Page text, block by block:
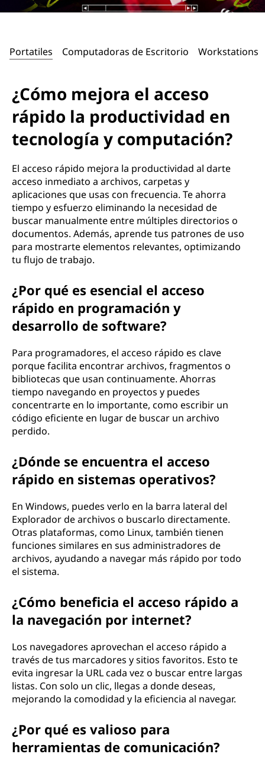
Portatiles Computadoras de Escritorio Workstations
¿Cómo mejora el acceso
rápido la productividad en
tecnología y computación?
El acceso rápido mejora la productividad al darte
acceso inmediato a archivos, carpetas y
aplicaciones que usas con frecuencia. Te ahorra
tiempo y esfuerzo eliminando la necesidad de
buscar manualmente entre múltiples directorios o
documentos. Además, aprende tus patrones de uso
para mostrarte elementos relevantes, optimizando
tu flujo de trabajo.
¿Por qué es esencial el acceso
rápido en programación y
desarrollo de software?
Para programadores, el acceso rápido es clave
porque facilita encontrar archivos, fragmentos o
bibliotecas que usan continuamente. Ahorras
tiempo navegando en proyectos y puedes
concentrarte en lo importante, como escribir un
código eficiente en lugar de buscar un archivo
perdido.
¿Dónde se encuentra el acceso
rápido en sistemas operativos?
En Windows, puedes verlo en la barra lateral del
Explorador de archivos o buscarlo directamente.
Otras plataformas, como Linux, también tienen
funciones similares en sus administradores de
archivos, ayudando a navegar más rápido por todo
el sistema.
¿Cómo beneficia el acceso rápido a
la navegación por internet?
Los navegadores aprovechan el acceso rápido a
través de tus marcadores y sitios favoritos. Esto te
evita ingresar la URL cada vez o buscar entre largas
listas. Con solo un clic, llegas a donde deseas,
mejorando la comodidad y la eficiencia al navegar.
¿Por qué es valioso para
herramientas de comunicación?